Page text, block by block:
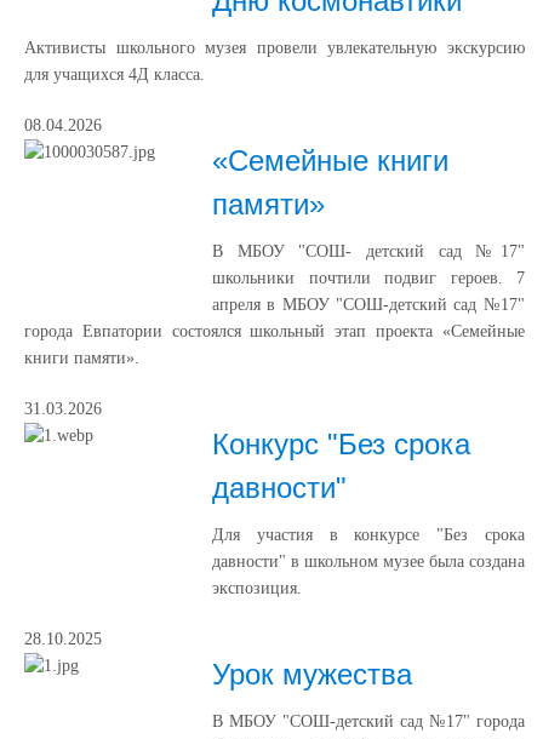
Активисты школьного музея провели увлекательную экскурсию
для учащихся 4Д класса.
08.04.2026
«Семейные книги
памяти»
В МБОУ "СОШ- детский сад №17"
школьники почтили подвиг героев. 7
апреля в МБОУ "СОШ-детский сад №17"
города Евпатории состоялся школьный этап проекта «Семейные
книги памяти».
31.03.2026
Конкурс "Без срока
давности"
Для участия в конкурсе "Без срока
давности" в школьном музее была создана
экспозиция.
28.10.2025
Урок мужества
В МБОУ "СОШ-детский сад №17" города